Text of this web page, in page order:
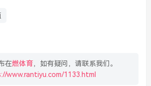
在燃体育，如有疑问，请联系我们。
www.rantiyu.com/1133.html